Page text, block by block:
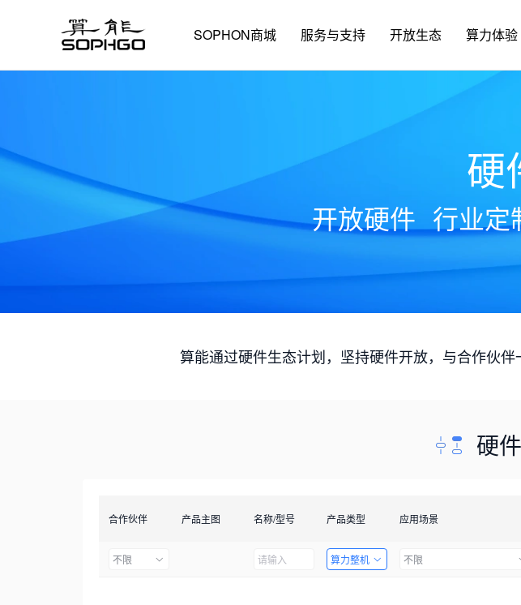
SOPHON商城 服务与支持 开放生态 算力体验
硬
开放硬件 行业定
算能通过硬件生态计划，坚持硬件开放，与合作伙
硬
合作伙伴 产品主图 名称/型号 产品类型 应用场景
不限 算力整机 不限